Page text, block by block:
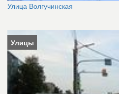
Улица Волгучинская
Улицы